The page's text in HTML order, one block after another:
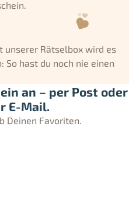
unserer Rätselbox wird es
So hast du noch nie einen
an – per Post oder
E-Mail.
Deinen Favoriten.